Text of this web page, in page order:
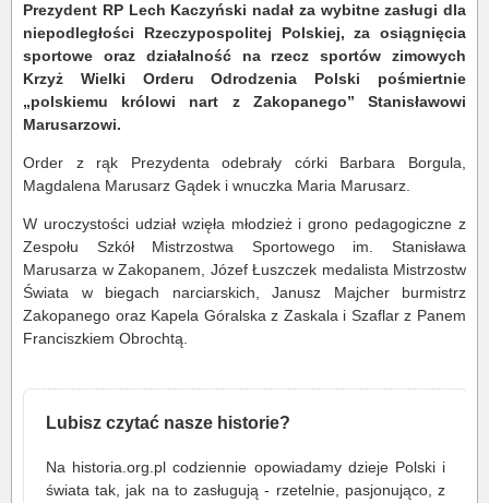
Prezydent RP Lech Kaczyński nadał za wybitne zasługi dla
niepodległości Rzeczypospolitej Polskiej, za osiągnięcia
sportowe oraz działalność na rzecz sportów zimowych
Krzyż Wielki Orderu Odrodzenia Polski pośmiertnie
„polskiemu królowi nart z Zakopanego” Stanisławowi
Marusarzowi.
Order z rąk Prezydenta odebrały córki Barbara Borgula,
Magdalena Marusarz Gądek i wnuczka Maria Marusarz.
W uroczystości udział wzięła młodzież i grono pedagogiczne z
Zespołu Szkół Mistrzostwa Sportowego im. Stanisława
Marusarza w Zakopanem, Józef Łuszczek medalista Mistrzostw
Świata w biegach narciarskich, Janusz Majcher burmistrz
Zakopanego oraz Kapela Góralska z Zaskala i Szaflar z Panem
Franciszkiem Obrochtą.
Lubisz czytać nasze historie?
Na historia.org.pl codziennie opowiadamy dzieje Polski i
świata tak, jak na to zasługują - rzetelnie, pasjonująco, z